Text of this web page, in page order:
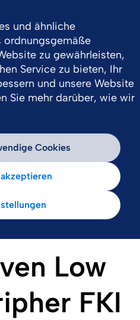
Low
FKI
und ähnliche
ordnungsgemäße
zu gewährleisten,
Service zu bieten, Ihr
und unsere Website
Sie mehr darüber, wie wir
Cookies